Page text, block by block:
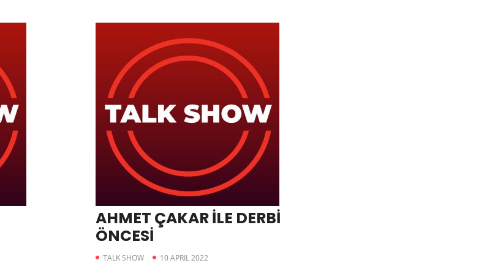
AHMET ÇAKAR İLE DERBİ
ÖNCESİ
TALK SHOW 10 APRIL 2022